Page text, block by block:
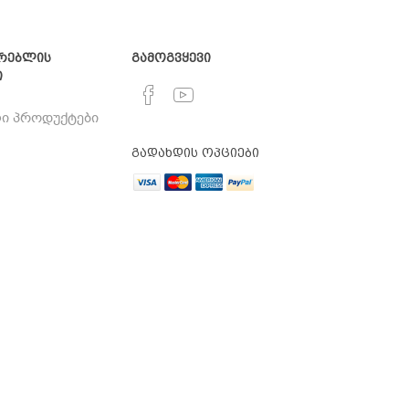
პროდუქტები
გამოგვყევი
გადახდის ოპციები